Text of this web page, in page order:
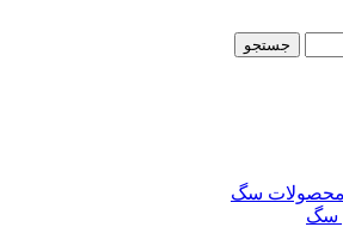
جستجو
محصولات سگ
سگ